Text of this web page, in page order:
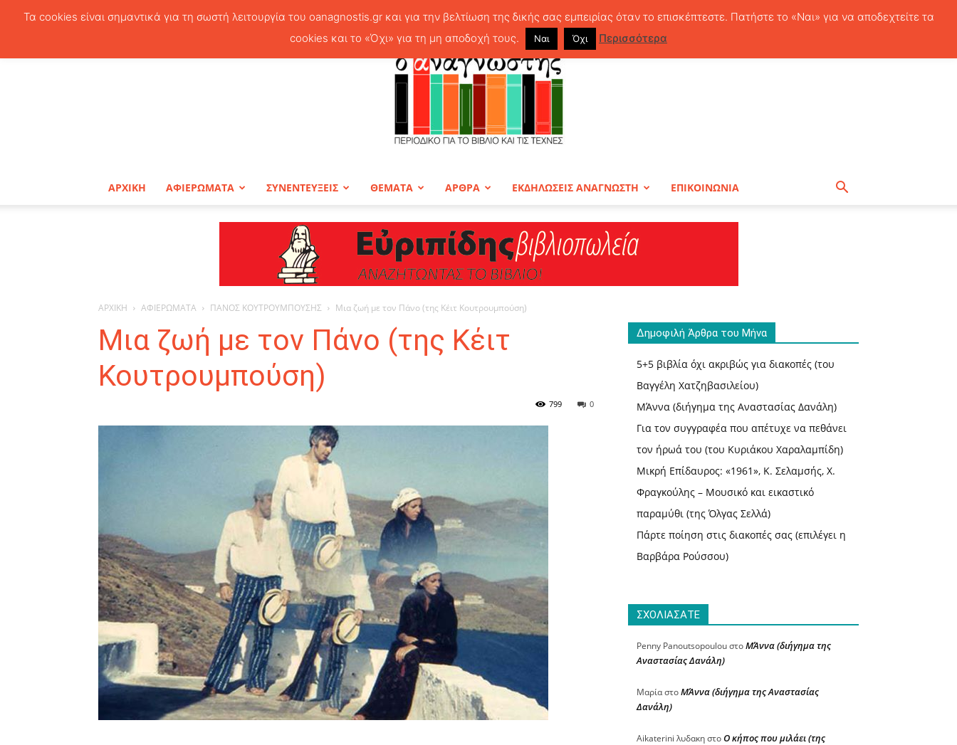
Παρασκευή, 7 Αυγούστου, 2026
Ο
ΑΝΑΓΝΩΣΤΗΣ
ΤΟ
ΒΙΒΛΙΟ
ΑΡΧΙΚΗ ΑΦΙΕΡΩΜΑΤΑ ΣΥΝΕΝΤΕΥΞΕΙΣ ΘΕΜΑΤΑ ΑΡΘΡΑ ΕΚΔΗΛΩΣΕΙΣ ΑΝΑΓΝΩΣΤΗ ΕΠΙΚΟΙΝΩΝΙΑ
ΑΡΧΙΚΗ ΑΦΙΕΡΩΜΑΤΑ ΠΑΝΟΣ ΚΟΥΤΡΟΥΜΠΟΥΣΗΣ Μια ζωή με τον Πάνο (της Κέιτ Κουτρουμπούση)
Μια ζωή με τον Πάνο (της Κέιτ
Κουτρουμπούση)
0
799
Δημοφιλή Άρθρα του Μήνα
5+5 βιβλία όχι ακριβώς για διακοπές (του
Βαγγέλη Χατζηβασιλείου)
ΜΆννα (διήγημα της Αναστασίας Δανάλη)
Για τον συγγραφέα που απέτυχε να πεθάνει
τον ήρωά του (του Κυριάκου Χαραλαμπίδη)
Μικρή Επίδαυρος: «1961», Κ. Σελαμσής, Χ.
Φραγκούλης – Μουσικό και εικαστικό
παραμύθι (της Όλγας Σελλά)
Πάρτε ποίηση στις διακοπές σας (επιλέγει η
Βαρβάρα Ρούσσου)
ΣΧΟΛΙΑΣΑΤΕ
Penny PanoutsopoulouστοΜΆννα (διήγημα της
Αναστασίας Δανάλη)
ΜαρίαστοΜΆννα (διήγημα της Αναστασίας
Δανάλη)
Aikaterini λυδακηστοΟ κήπος που μιλάει (της
Τα cookies είναι σημαντικά για τη σωστή λειτουργία του oanagnostis.gr και για την βελτίωση της δικής σας εμπειρίας όταν το επισκέπτεστε. Πατήστε το «Ναι» για να αποδεχτείτε τα
cookies και το «Όχι» για τη μη αποδοχή τους.
Ναι Όχι Περισσότερα